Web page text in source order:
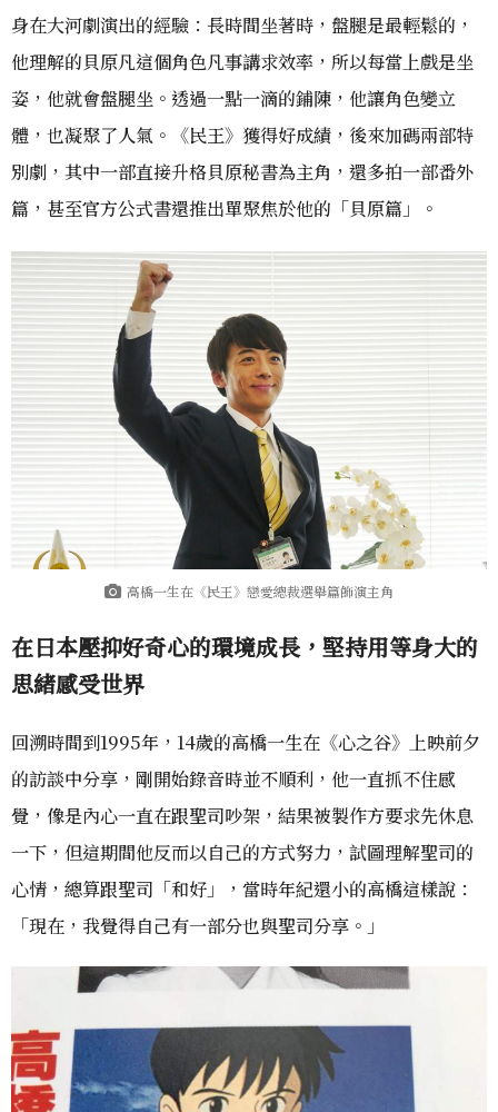
身在大河劇演出的經驗：長時間坐著時，盤腿是最輕鬆的，
他理解的貝原凡這個角色凡事講求效率，所以每當上戲是坐
姿，他就會盤腿坐。透過一點一滴的鋪陳，他讓角色變立
體，也凝聚了人氣。《民王》獲得好成績，後來加碼兩部特
別劇，其中一部直接升格貝原秘書為主角，還多拍一部番外
篇，甚至官方公式書還推出單聚焦於他的「貝原篇」。
高橋一生在《民王》戀愛總裁選舉篇飾演主角
在日本壓抑好奇心的環境成長，堅持用等身大的
思緒感受世界
回溯時間到1995年，14歲的高橋一生在《心之谷》上映前夕
的訪談中分享，剛開始錄音時並不順利，他一直抓不住感
覺，像是內心一直在跟聖司吵架，結果被製作方要求先休息
一下，但這期間他反而以自己的方式努力，試圖理解聖司的
心情，總算跟聖司「和好」，當時年紀還小的高橋這樣說：
「現在，我覺得自己有一部分也與聖司分享。」